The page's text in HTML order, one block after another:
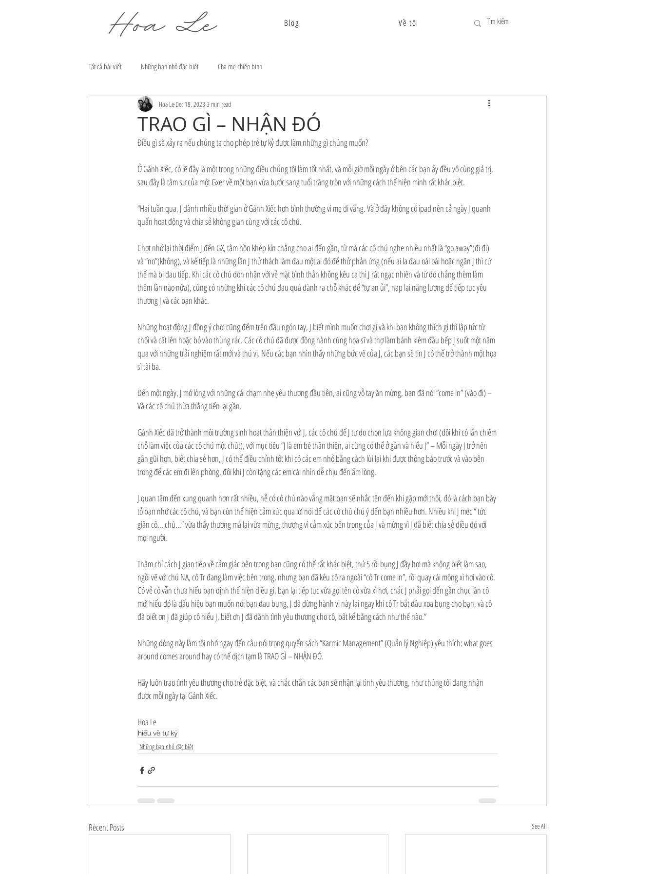
Blog Về tôi
Tất cả bài viết Những bạn nhỏ đặc biệt Cha mẹ chiến binh
TRAO GÌ – NHẬN ĐÓ
Hoa Le Dec 18, 2023 3 min read
Điều gì sẽ xảy ra nếu chúng ta cho phép trẻ tự kỷ được làm những gì chúng muốn?
Ở Gánh Xiếc, có lẽ đây là một trong những điều chúng tôi làm tốt nhất, và mỗi giờ mỗi ngày ở bên các bạn ấy đều vô cùng giá trị,
sau đây là tâm sự của một Gxer về một bạn vừa bước sang tuổi trăng tròn với những cách thể hiện mình rất khác biệt.
“Hai tuần qua, J dành nhiều thời gian ở Gánh Xiếc hơn bình thường vì mẹ đi vắng. Và ở đây không có ipad nên cả ngày J quanh
quẩn hoạt động và chia sẻ không gian cùng với các cô chú.
Chợt nhớ lại thời điểm J đến GX, tâm hồn khép kín chẳng cho ai đến gần, từ mà các cô chú nghe nhiều nhất là “go away”(đi đi)
và “no”(không), và kế tiếp là những lần J thử thách làm đau một ai đó để thử phản ứng (nếu ai la đau oái oái hoặc ngăn J thì cứ
thế mà bị đau tiếp. Khi các cô chú đón nhận với vẻ mặt bình thản không kêu ca thì J rất ngạc nhiên và từ đó chẳng thèm làm
thêm lần nào nữa), cũng có những khi các cô chú đau quá đành ra chỗ khác để “tự an ủi”, nạp lại năng lượng để tiếp tục yêu
thương J và các bạn khác.
Những hoạt động J đồng ý chơi cũng đếm trên đầu ngón tay, J biết mình muốn chơi gì và khi bạn không thích gì thì lập tức từ
chối và cất lên hoặc bỏ vào thùng rác. Các cô chú đã được đồng hành cùng họa sĩ và thợ làm bánh kiêm đầu bếp J suốt một năm
qua với những trải nghiệm rất mới và thú vị. Nếu các bạn nhìn thấy những bức vẽ của J, các bạn sẽ tin J có thể trở thành một họa
sĩ tài ba.
Đến một ngày, J mở lòng với những cái chạm nhẹ yêu thương đầu tiên, ai cũng vỗ tay ăn mừng, bạn đã nói “come in” (vào đi) –
Và các cô chú thừa thắng tiến lại gần.
Gánh Xiếc đã trở thành môi trường sinh hoạt thân thiện với J, các cô chú để J tự do chọn lựa không gian chơi (đôi khi có lấn chiếm
chỗ làm việc của các cô chú một chút), với mục tiêu “J là em bé thân thiện, ai cũng có thể ở gần và hiểu J” – Mỗi ngày J trở nên
gần gũi hơn, biết chia sẻ hơn, J có thể điều chỉnh tốt khi có các em nhỏ bằng cách lùi lại khi được thông báo trước và vào bên
trong để các em đi lên phòng, đôi khi J còn tặng các em cái nhìn dễ chịu đến ấm lòng.
J quan tâm đến xung quanh hơn rất nhiều, hễ có cô chú nào vắng mặt bạn sẽ nhắc tên đến khi gặp mới thôi, đó là cách bạn bày
tỏ bạn nhớ các cô chú, và bạn còn thể hiện cảm xúc qua lời nói để các cô chú chú ý đến bạn nhiều hơn. Nhiều khi J méc “ tức
giận cô... chú...” vừa thấy thương mà lại vừa mừng, thương vì cảm xúc bên trong của J và mừng vì J đã biết chia sẻ điều đó với
mọi người.
Thậm chí cách J giao tiếp về cảm giác bên trong bạn cũng có thể rất khác biệt, thứ 5 rồi bụng J đầy hơi mà không biết làm sao,
ngồi vẽ với chú NA, cô Tr đang làm việc bên trong, nhưng bạn đã kêu cô ra ngoài “cô Tr come in”, rồi quay cái mông xì hơi vào cô.
Có vẻ cô vẫn chưa hiểu bạn định thể hiện điều gì, bạn lại tiếp tục vừa gọi tên cô vừa xì hơi, chắc J phải gọi đến gần chục lần cô
mới hiểu đó là dấu hiệu bạn muốn nói bạn đau bụng, J đã dừng hành vi này lại ngay khi cô Tr bắt đầu xoa bụng cho bạn, và cô
đã biết ơn J đã giúp cô hiểu J, biết ơn J đã dành tình yêu thương cho cô, bất kể bằng cách như thế nào.”
Những dòng này làm tôi nhớ ngay đến câu nói trong quyển sách “Karmic Management” (Quản lý Nghiệp) yêu thích: what goes
around comes around hay có thể dịch tạm là TRAO GÌ – NHẬN ĐÓ.
Hãy luôn trao tình yêu thương cho trẻ đặc biệt, và chắc chắn các bạn sẽ nhận lại tình yêu thương, như chúng tôi đang nhận
được mỗi ngày tại Gánh Xiếc.
Hoa Le
hiểu về tự kỷ
Những bạn nhỏ đặc biệt
Recent Posts See All